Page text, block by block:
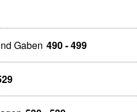
Gaben 490 - 499